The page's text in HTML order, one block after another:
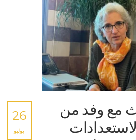
مع وفد من
26
يوليو